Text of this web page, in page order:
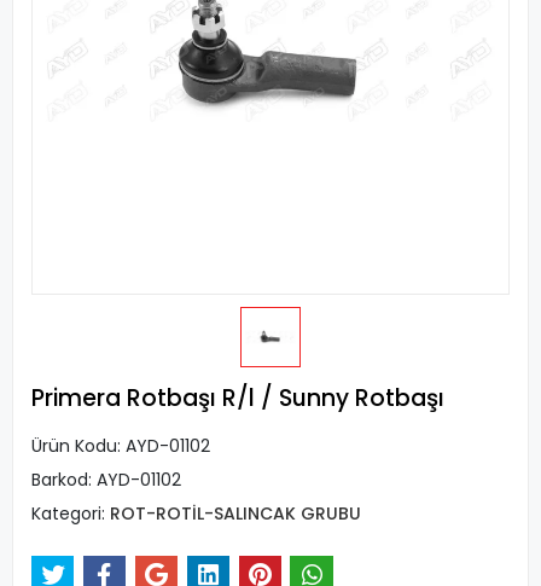
Primera Rotbaşı R/l / Sunny Rotbaşı
Ürün Kodu: AYD-01102
Barkod: AYD-01102
Kategori: ROT-ROTİL-SALINCAK GRUBU